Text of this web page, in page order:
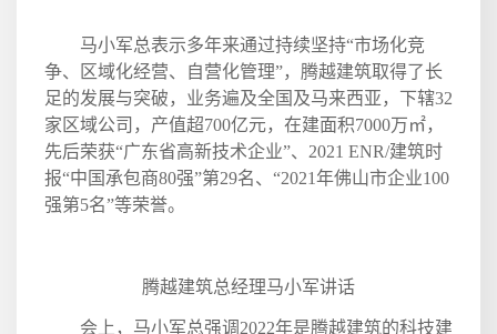
马小军总表示多年来通过持续坚持“市场化竞
争、区域化经营、自营化管理”，腾越建筑取得了长
足的发展与突破，业务遍及全国及马来西亚，下辖32
家区域公司，产值超700亿元，在建面积7000万㎡，
先后荣获“广东省高新技术企业”、 2021 ENR/建筑时
报“中国承包商80强”第29名、“2021年佛山市企业100
强第5名”等荣誉。
腾越建筑总经理马小军讲话
会上，马小军总强调 2022年是腾越建筑的科技建